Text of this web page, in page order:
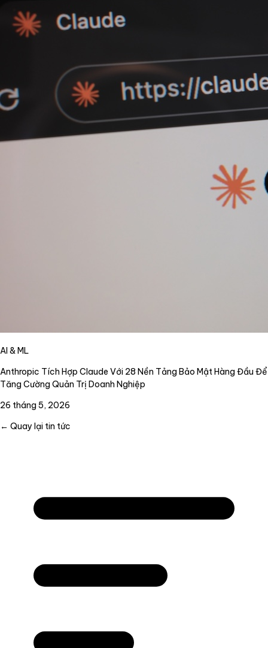
AI & ML
Anthropic Tích Hợp Claude Với 28 Nền Tảng Bảo Mật Hàng Đầu Để
Tăng Cường Quản Trị Doanh Nghiệp
26 tháng 5, 2026
← Quay lại tin tức